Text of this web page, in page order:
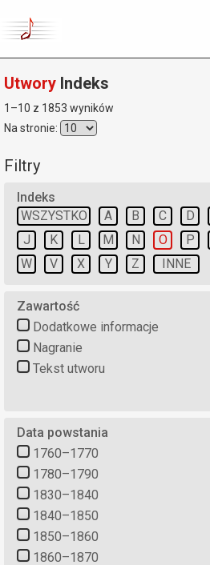
Utwory Indeks
1–10 z 1853 wyników
Na stronie:
Filtry
Indeks
WSZYSTKO
A B C D
J
K L M N O P
W
V X Y Z INNE
Zawartość
Dodatkowe informacje
Nagranie
Tekst utworu
Data powstania
1760–1770
1780–1790
1830–1840
1840–1850
1850–1860
1860–1870